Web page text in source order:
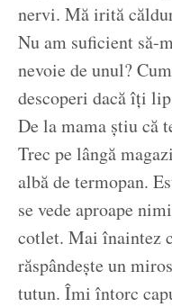
nervi. Mă irită
Nu am suficient să-
nevoie de unul?
descoperi dacă îți
De la mama știu că
Trec pe lângă
albă de termopan.
se vede aproape
cotlet. Mai înaintez
răspândește un
tutun. Îmi întorc